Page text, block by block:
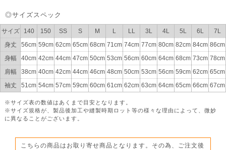
◎サイズスペック
サイズ 140 150 SS S M L LL 3L 4L 5L 6L
7L
身丈
56cm 59cm 62cm 65cm 68cm 71cm 74cm 77cm 80cm 82cm 84cm 86cm
身幅
40cm 42cm 44cm 47cm 50cm 53cm 56cm 60cm 64cm 68cm 73cm 78cm
肩幅
38cm 40cm 42cm 44cm 46cm 48cm 50cm 53cm 56cm 59cm 62cm 65cm
袖丈
51cm 54cm 57cm 59cm 60cm 61cm 62cm 63cm 64cm 65cm 66cm 67cm
※サイズ表の数値はあくまで目安となります。
※サイズ規格が、製品後加工や縫製時期ロット等の様々な理由によって、微妙
に異なることがございます。
こちらの商品はお取り寄せ商品となります。その為、ご注文後